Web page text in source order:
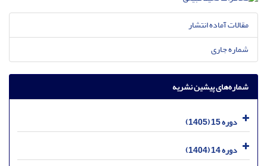
مقالات آماده انتشار
شماره جاری
شماره‌های پیشین نشریه
دوره 15 (1405)
دوره 14 (1404)